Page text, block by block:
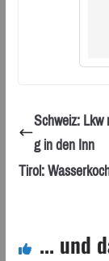
Schweiz:
g in den Inn
Tirol:
... und